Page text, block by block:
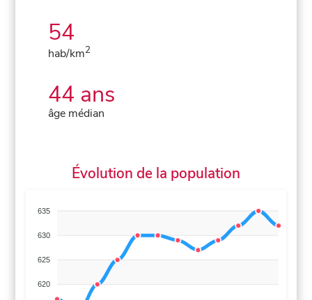
54
hab/km2
44 ans
âge médian
Évolution de la population
635
630
625
620